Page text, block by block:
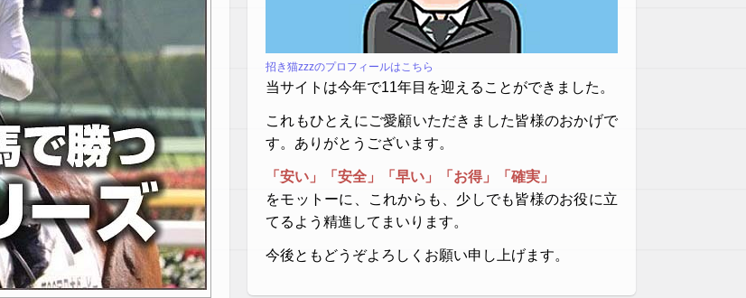
招き猫zzzのプロフィールはこちら
当サイトは今年で11年目を迎えることができました。
これもひとえにご愛顧いただきました皆様のおかげで
す。ありがとうございます。
「安い」「安全」「早い」「お得」「確実」
をモットーに、これからも、少しでも皆様のお役に立
てるよう精進してまいります。
今後ともどうぞよろしくお願い申し上げます。